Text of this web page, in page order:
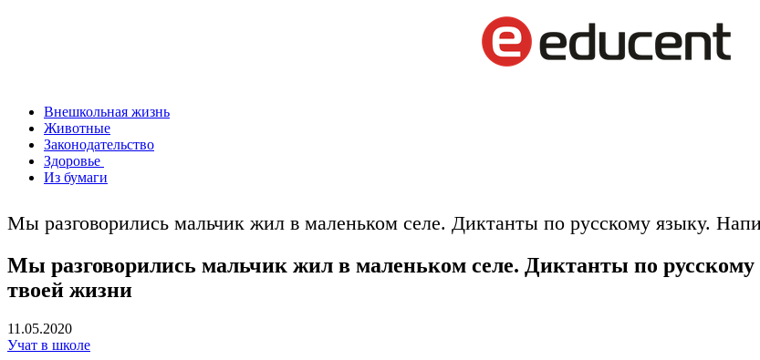
Внешкольная жизнь
Животные
Законодательство
Здоровье
Из бумаги
Мы разговорились мальчик жил в маленьком селе. Диктанты по русскому языку.
Мы разговорились мальчик жил в маленьком селе. Диктанты по
твоей жизни
11.05.2020
Учат в школе